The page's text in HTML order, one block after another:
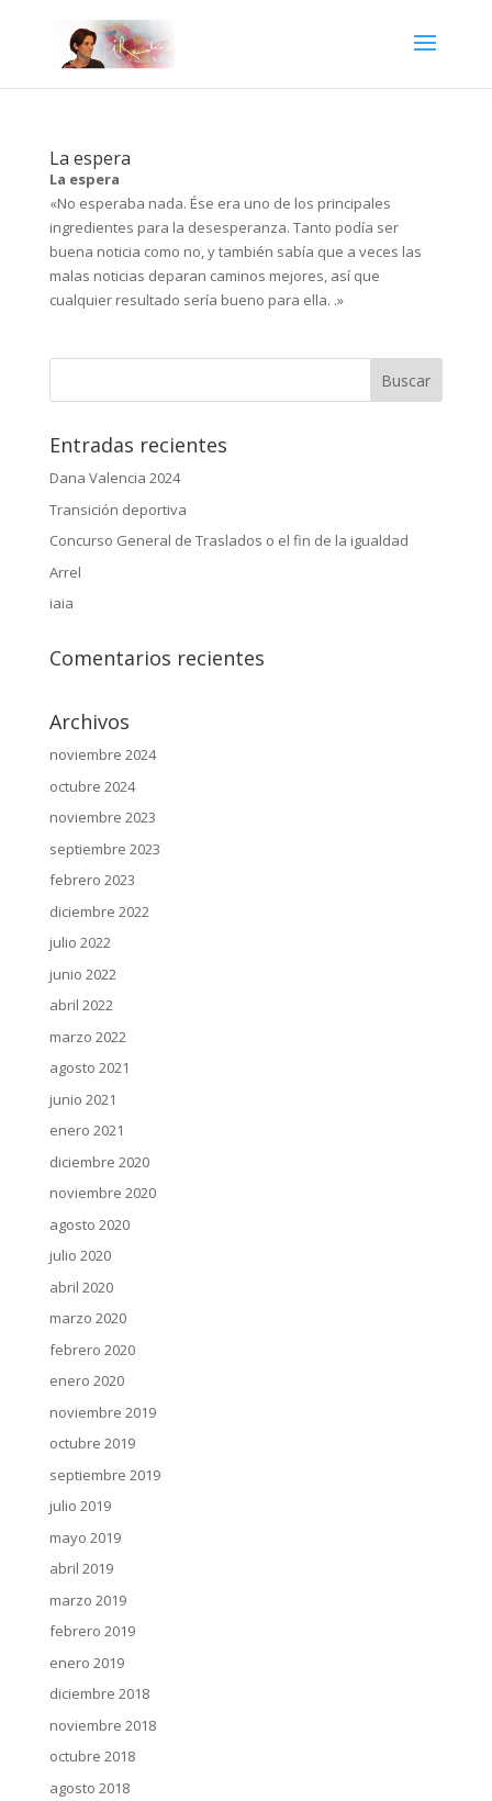
La espera
La espera
«No esperaba nada. Ése era uno de los principales
ingredientes para la desesperanza. Tanto podía ser
buena noticia como no, y también sabía que a veces las
malas noticias deparan caminos mejores, así que
cualquier resultado sería bueno para ella. .»
Entradas recientes
Dana Valencia 2024
Transición deportiva
Concurso General de Traslados o el fin de la igualdad
Arrel
iaia
Comentarios recientes
Archivos
noviembre 2024
octubre 2024
noviembre 2023
septiembre 2023
febrero 2023
diciembre 2022
julio 2022
junio 2022
abril 2022
marzo 2022
agosto 2021
junio 2021
enero 2021
diciembre 2020
noviembre 2020
agosto 2020
julio 2020
abril 2020
marzo 2020
febrero 2020
enero 2020
noviembre 2019
octubre 2019
septiembre 2019
julio 2019
mayo 2019
abril 2019
marzo 2019
febrero 2019
enero 2019
diciembre 2018
noviembre 2018
octubre 2018
agosto 2018